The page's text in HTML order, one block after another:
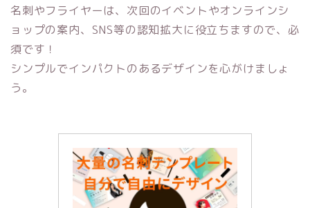
名刺やフライヤーは、次回のイベントやオンラインシ
ョップの案内、SNS等の認知拡大に役立ちますので、必
須です！
シンプルでインパクトのあるデザインを心がけましょ
う。